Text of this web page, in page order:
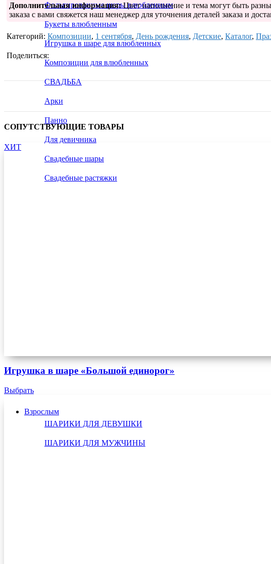
Фольгированные шары влюбленным
Букеты влюбленным
Игрушка в шаре для влюбленных
Композиции для влюбленных
СВАДЬБА
Арки
Панно
Для девичника
Свадебные шары
Свадебные растяжки
Взрослым
ШАРИКИ ДЛЯ ДЕВУШКИ
ШАРИКИ ДЛЯ МУЖЧИНЫ
Дополнительная информация:Цвет наполнение и тема могут быть
заказа с вами свяжется наш менеджер для уточнения деталей заказа и
Категорий: Композиции, 1 сентября, День рождения, Детские, Каталог,
Поделиться:
СОПУТСТВУЮЩИЕ ТОВАРЫ
ХИТ
Игрушка в шаре «Большой единорог»
Выбрать